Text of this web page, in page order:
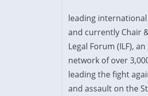
leading
and currently Chair
Legal Forum (ILF),
network of over
leading the fight
and assault on the